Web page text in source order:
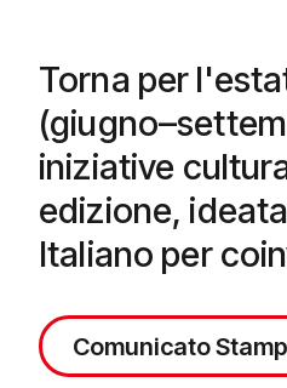
Torna per
iniziative
edizione,
Italiano per
Comunicato